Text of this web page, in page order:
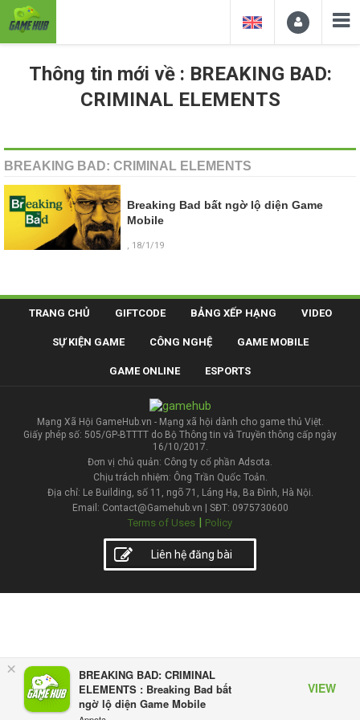
×
BREAKING BAD: CRIMINAL
ELEMENTS : Breaking Bad bất
ngờ lộ diện Game Mobile
VIEW
Thông tin mới về : BREAKING BAD:
CRIMINAL ELEMENTS
BREAKING BAD: CRIMINAL ELEMENTS
Breaking Bad bất ngờ lộ diện Game
Mobile
, 18/1/19
TRANG CHỦ GIFTCODE BẢNG XẾP HẠNG VIDEO
SỰ KIỆN GAME CÔNG NGHỆ GAME MOBILE
GAME ONLINE ESPORTS
Mạng Xã Hội GameHub.vn - Mạng xã hội dành cho game thủ Việt.
Giấy phép số: 505/GP-BTTTT do Bộ Thông tin và Truyền thông cấp ngày
16/10/2017.
Đơn vị chủ quản: Công ty cổ phần Adsota.
Chịu trách nhiệm: Ông Trần Quốc Toản.
Địa chỉ: Le Building, số 11, ngõ 71, Láng Hạ, Ba Đình, Hà Nội.
Email: Contact@Gamehub.vn | SĐT: 0975730600
Terms of Uses | Policy
Liên hệ đăng bài